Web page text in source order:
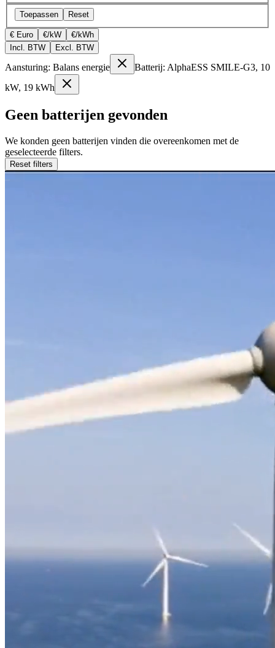
Toepassen Reset
€ Euro €/kW
€/kWh
Incl. BTW
Excl. BTW
Aansturing: Balans energie
Batterij: AlphaESS SMILE-G3, 10
kW, 19 kWh
Geen batterijen gevonden
We konden geen batterijen vinden die overeenkomen met de
geselecteerde filters.
Reset filters